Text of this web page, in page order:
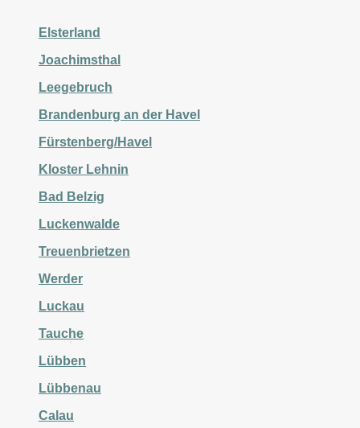
Elsterland
Joachimsthal
Leegebruch
Brandenburg an der Havel
Fürstenberg/Havel
Kloster Lehnin
Bad Belzig
Luckenwalde
Treuenbrietzen
Werder
Luckau
Tauche
Lübben
Lübbenau
Calau